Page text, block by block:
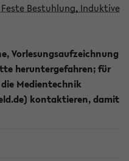
Bestuhlung, Induktive
Vorlesungsaufzeichnung
heruntergefahren; für
Medientechnik
kontaktieren, damit